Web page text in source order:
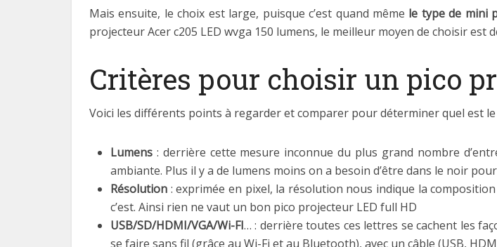
Mais ensuite, le choix est large, puisque c’est quand même le type de mini
projecteur Acer c205 LED wvga 150 lumens, le meilleur moyen de choisir est
Critères pour choisir un pico
Voici les différents points à regarder et comparer pour déterminer quel est
Lumens : derrière cette mesure inconnue du plus grand nombre
ambiante. Plus il y a de lumens moins on a besoin d’être dans le noir
Résolution : exprimée en pixel, la résolution nous indique la
c’est. Ainsi rien ne vaut un bon pico projecteur LED full HD
USB/SD/HDMI/VGA/Wi-FI… : derrière toutes ces lettres se cachent les
se faire sans fil (grâce au Wi-Fi et au Bluetooth), avec un câble (USB,